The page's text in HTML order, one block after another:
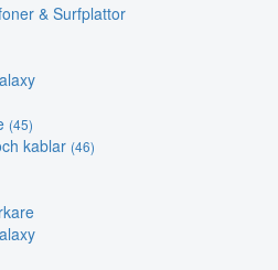
& Surfplattor
(45)
kablar (46)